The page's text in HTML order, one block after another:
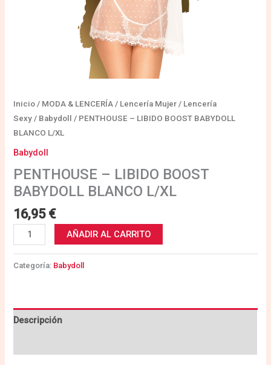
Inicio / MODA & LENCERÍA / Lencería Mujer / Lencería
Sexy / Babydoll / PENTHOUSE – LIBIDO BOOST BABYDOLL
BLANCO L/XL
Babydoll
PENTHOUSE – LIBIDO BOOST
BABYDOLL BLANCO L/XL
16,95 €
AÑADIR AL CARRITO
Categoría: Babydoll
Descripción